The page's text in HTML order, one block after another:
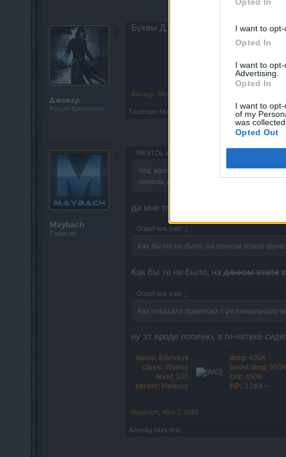
I want to
Opted In
I want to
Advertising.
Opted In
I want to
of my
was collected.
Opted Out
Δжοκερ
Forum Greenhorn
Буквы Д,о,к,е,р. на гречиском) буква:
Δжοκερ Nov 6, 2020
Taurissan likes this.
Maybach
Padavan
MENTOL said:
Ага, мастер или офицер прям так и
делать, ну прям совсем больше нечего! Я
да мне тож по барабану, просто
OopsFoos said: ↑
Как бы то ни было, на данном этапе
Как бы то ни было, на данном этапе
OopsFoos said: ↑
Как показала практика с регионального
ну эт вроде логично, в ги-чатике
name: Edelveys
class: Warrior
level: 100
server: Heredur
dmg: 405K
boost dmg: 955K
crit: 450K
HP: 3.2KK+
Maybach, Nov 7, 2020
Айлейд likes this.